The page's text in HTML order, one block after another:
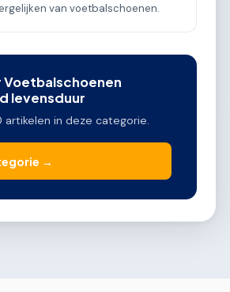
van voetbalschoenen.
Voetbalschoenen
levensduur
artikelen in deze categorie.
→